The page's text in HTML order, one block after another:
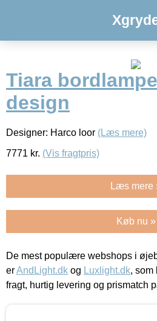
Tiara
design
Designer: Harco loor (Læs mere)
7771 kr. (Vis fragtpris)
Læs mere
Køb nu »
De mest populære webshops i
erAndLight.dk og Luxlight.dk, som
fragt, hurtig levering og prismatch